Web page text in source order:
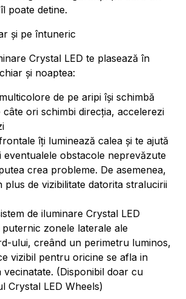
poate detine.
și pe întuneric
Crystal LED te plasează în
și noaptea:
de pe aripi își schimbă
ori schimbi direcția, accelerezi
îți luminează calea și te ajută
eventualele obstacole neprevăzute
crea probleme. De asemenea,
plus de vizibilitate datorita stralucirii
de iluminare Crystal LED
puternic zonele laterale ale
ului, creând un perimetru luminos,
vizibil pentru oricine se afla in
vecinatate. (Disponibil doar cu
Crystal LED Wheels)